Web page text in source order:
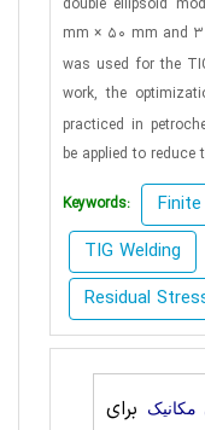
double ellipsoid
mm × 50 mm and 3
was used for the
work, the
practiced in
be applied to
Keywords:
TIG Welding
Residual
برای